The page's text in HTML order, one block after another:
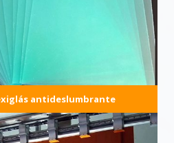
antideslumbrante